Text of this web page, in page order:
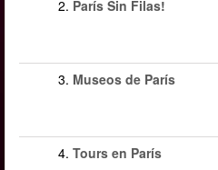
2. París Sin Filas!
3. Museos de París
4. Tours en París